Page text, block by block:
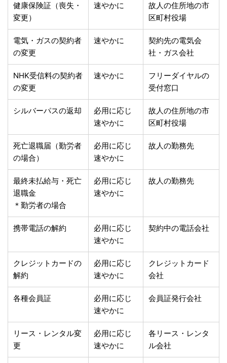
健康保険証（喪失・
変更）
速やかに
故人の住所地の市
区町村役場
電気・ガスの契約者
の変更
速やかに
契約先の電気会
社・ガス会社
NHK受信料の契約者
の変更
速やかに
フリーダイヤルの
受付窓口
シルバーパスの返却
必用に応じ
速やかに
故人の住所地の市
区町村役場
死亡退職届（勤労者
の場合）
必用に応じ
速やかに
故人の勤務先
最終未払給与・死亡
退職金
＊勤労者の場合
必用に応じ
速やかに
故人の勤務先
携帯電話の解約
必用に応じ
速やかに
契約中の電話会社
クレジットカードの
解約
必用に応じ
速やかに
クレジットカード
会社
各種会員証
必用に応じ
速やかに
会員証発行会社
リース・レンタル変
更
必用に応じ
速やかに
各リース・レンタ
ル会社